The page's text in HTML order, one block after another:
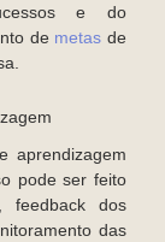
e do
de metas de
aprendizagem
pode ser feito
feedback dos
das